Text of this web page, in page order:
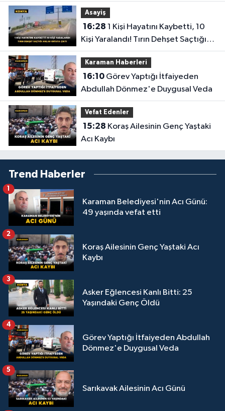
Asayiş
16:28
Kişi Yaralandı! Tırın Dehşet Saçtığı
Anlar Ortaya Çıktı
Karaman Haberleri
16:10Görev Yaptığı İtfaiyeden
Abdullah Dönmez'e Duygusal Veda
Vefat Edenler
15:28
Acı Kaybı
Trend Haberler
Karaman Belediyesi'nin Acı Günü:
49 yaşında vefat etti
1
Koraş Ailesinin Genç Yaştaki Acı
Kaybı
2
Asker Eğlencesi Kanlı Bitti: 25
Yaşındaki Genç Öldü
3
Görev Yaptığı İtfaiyeden Abdullah
Dönmez'e Duygusal Veda
4
Sarıkavak Ailesinin Acı Günü
5